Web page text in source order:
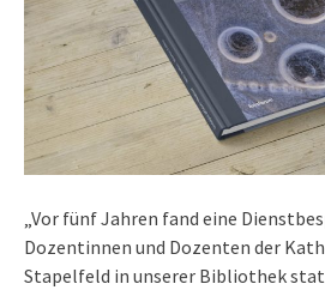
„Vor fünf Jahren fand eine
Dozentinnen und Dozenten der
Stapelfeld in unserer Bibliothek